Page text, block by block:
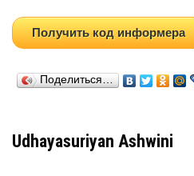
Получить код информера
Поделиться…
Udhayasuriyan Ashwini